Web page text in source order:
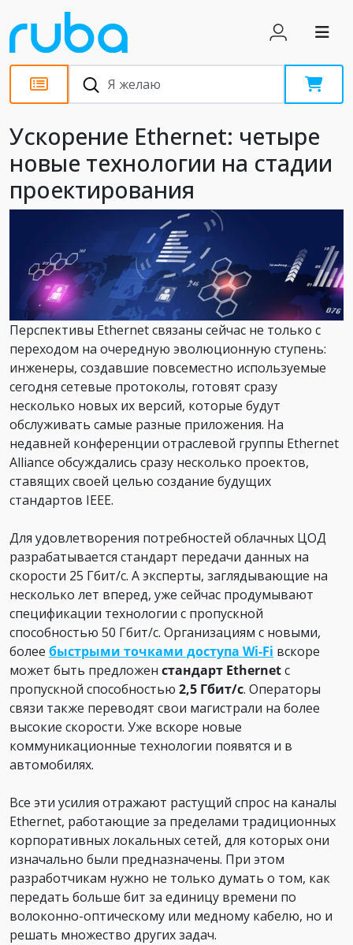
Статьи
Ускорение Ethernet: четыре
новые технологии на стадии
проектирования
Перспективы Ethernet связаны сейчас не только с
переходом на очередную эволюционную ступень:
инженеры, создавшие повсеместно используемые
сегодня сетевые протоколы, готовят сразу
несколько новых их версий, которые будут
обслуживать самые разные приложения. На
недавней конференции отраслевой группы Ethernet
Alliance обсуждались сразу несколько проектов,
ставящих своей целью создание будущих
стандартов IEEE.
Для удовлетворения потребностей облачных ЦОД
разрабатывается стандарт передачи данных на
скорости 25 Гбит/с. А эксперты, заглядывающие на
несколько лет вперед, уже сейчас продумывают
спецификации технологии с пропускной
способностью 50 Гбит/с. Организациям с новыми,
более быстрыми точками доступа Wi-Fi вскоре
может быть предложен стандарт Ethernetс
пропускной способностью 2,5 Гбит/с. Операторы
связи также переводят свои магистрали на более
высокие скорости. Уже вскоре новые
коммуникационные технологии появятся и в
автомобилях.
Все эти усилия отражают растущий спрос на каналы
Ethernet, работающие за пределами традиционных
корпоративных локальных сетей, для которых они
изначально были предназначены. При этом
разработчикам нужно не только думать о том, как
передать больше бит за единицу времени по
волоконно-оптическому или медному кабелю, но и
решать множество других задач.